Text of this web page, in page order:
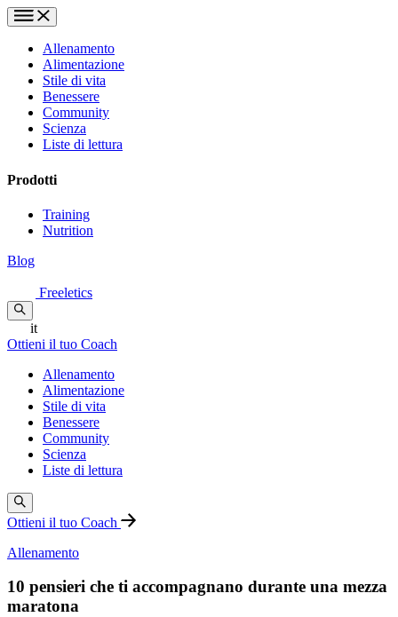
Allenamento
Alimentazione
Stile di vita
Benessere
Community
Scienza
Liste di lettura
Prodotti
Training
Nutrition
Blog
Freeletics
it
Ottieni il tuo Coach
Allenamento
Alimentazione
Stile di vita
Benessere
Community
Scienza
Liste di lettura
Ottieni il tuo Coach
Allenamento
10 pensieri che ti accompagnano durante una mezza
maratona